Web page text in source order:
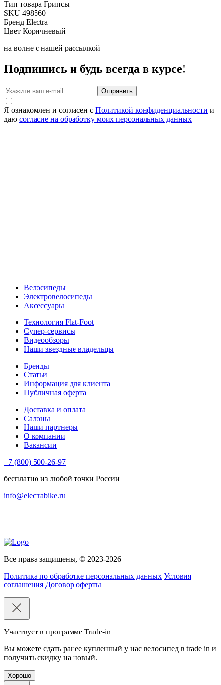
Тип товара Грипсы
SKU 498560
Бренд Electra
Цвет Коричневый
на волне с нашей рассылкой
Подпишись и будь всегда в курсе!
Отправить
Я ознакомлен и согласен с Политикой конфиденциальности и
даю согласие на обработку моих персональных данных
Велосипеды
Электровелосипеды
Аксессуары
Технология Flat-Foot
Супер-сервисы
Видеообзоры
Наши звездные владельцы
Бренды
Статьи
Информация для клиента
Публичная оферта
Доставка и оплата
Салоны
Наши партнеры
О компании
Вакансии
+7 (800) 500-26-97
бесплатно из любой точки России
info@electrabike.ru
Все права защищены, © 2023-2026
Политика по обработке персональных данных Условия
соглашения Договор оферты
Участвует в программе Trade-in
Вы можете сдать ранее купленный у нас велосипед в trade in и
получить скидку на новый.
Хорошо